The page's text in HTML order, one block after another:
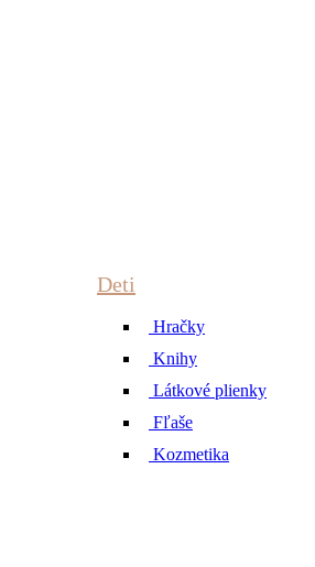
Deti
Hračky
Knihy
Látkové plienky
Fľaše
Kozmetika